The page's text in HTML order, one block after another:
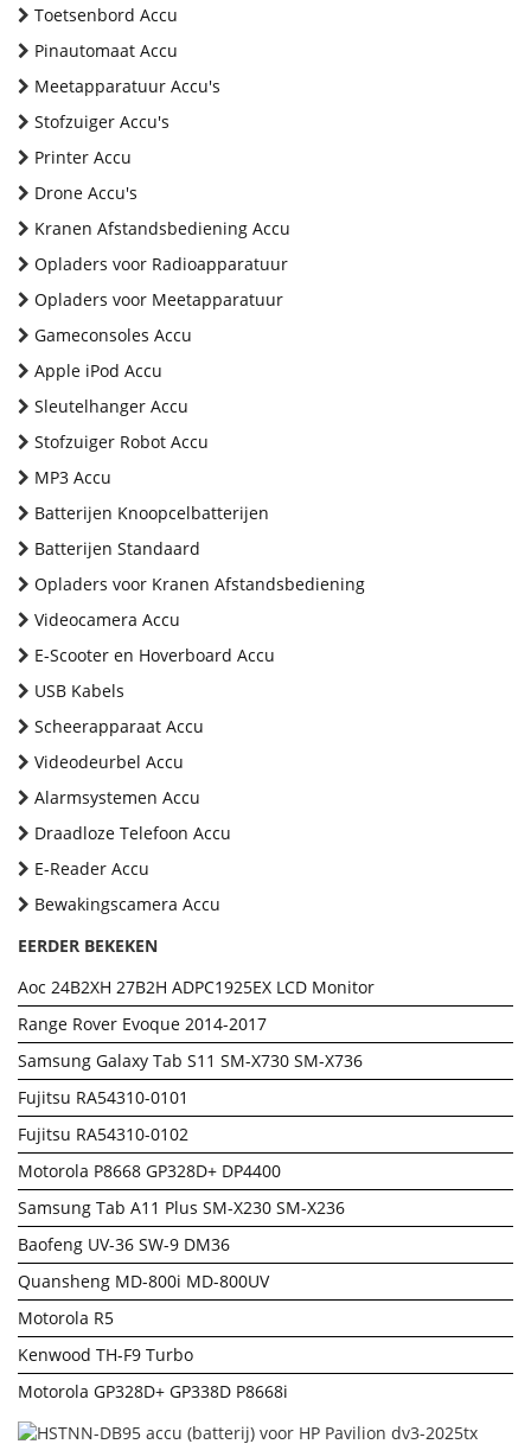
Toetsenbord Accu
Pinautomaat Accu
Meetapparatuur Accu's
Stofzuiger Accu's
Printer Accu
Drone Accu's
Kranen Afstandsbediening Accu
Opladers voor Radioapparatuur
Opladers voor Meetapparatuur
Gameconsoles Accu
Apple iPod Accu
Sleutelhanger Accu
Stofzuiger Robot Accu
MP3 Accu
Batterijen Knoopcelbatterijen
Batterijen Standaard
Opladers voor Kranen Afstandsbediening
Videocamera Accu
E-Scooter en Hoverboard Accu
USB Kabels
Scheerapparaat Accu
Videodeurbel Accu
Alarmsystemen Accu
Draadloze Telefoon Accu
E-Reader Accu
Bewakingscamera Accu
EERDER BEKEKEN
Aoc 24B2XH 27B2H ADPC1925EX LCD Monitor
Range Rover Evoque 2014-2017
Samsung Galaxy Tab S11 SM-X730 SM-X736
Fujitsu RA54310-0101
Fujitsu RA54310-0102
Motorola P8668 GP328D+ DP4400
Samsung Tab A11 Plus SM-X230 SM-X236
Baofeng UV-36 SW-9 DM36
Quansheng MD-800i MD-800UV
Motorola R5
Kenwood TH-F9 Turbo
Motorola GP328D+ GP338D P8668i